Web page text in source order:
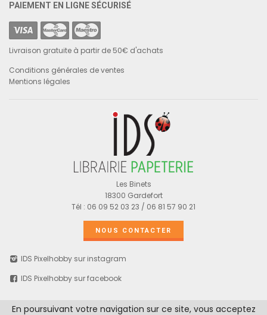
PAIEMENT EN LIGNE SÉCURISÉ
Livraison gratuite à partir de 50€ d'achats
Conditions générales de ventes
Mentions légales
Les Binets
18300 Gardefort
Tél : 06 09 52 03 23 / 06 81 57 90 21
NOUS CONTACTER
IDS Pixelhobby sur instagram
IDS Pixelhobby sur facebook
En poursuivant votre navigation sur ce site, vous acceptez